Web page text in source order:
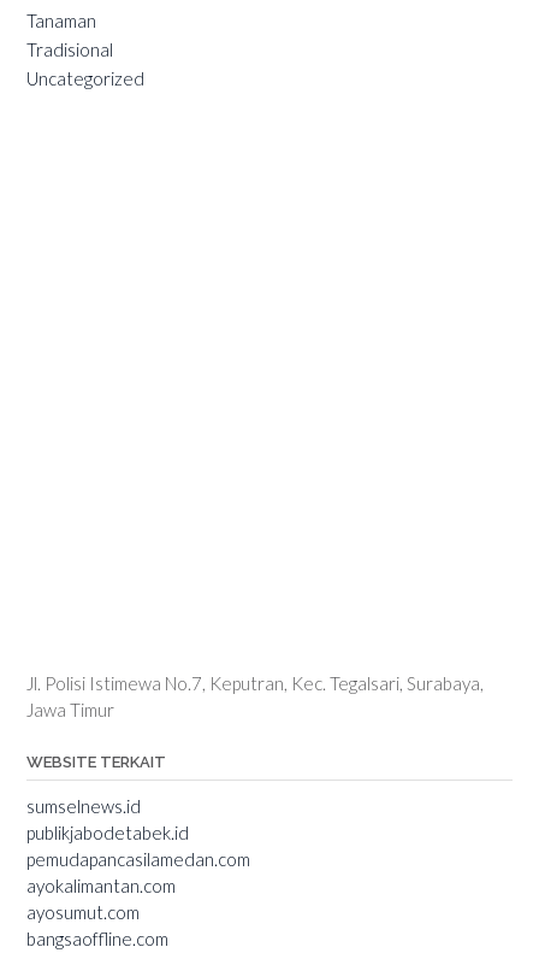
Tanaman
Tradisional
Uncategorized
Jl. Polisi Istimewa No.7, Keputran, Kec. Tegalsari, Surabaya,
Jawa Timur
WEBSITE TERKAIT
sumselnews.id
publikjabodetabek.id
pemudapancasilamedan.com
ayokalimantan.com
ayosumut.com
bangsaoffline.com